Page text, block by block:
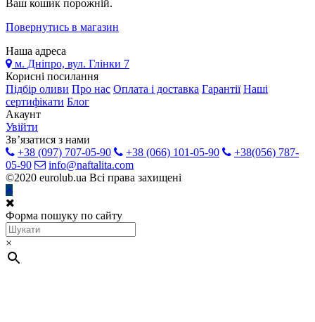
Ваш кошик порожній.
Повернутись в магазин
Наша адреса
м. Дніпро, вул. Глінки 7
Корисні посилання
Підбір оливи Про нас Оплата і доставка Гарантії Наші
сертифікати Блог
Акаунт
Увійти
Зв’язатися з нами
+38 (097) 707-05-90
+38 (066) 101-05-90
+38(056) 787-
05-90
info@naftalita.com
©2020 eurolub.ua Всі права захищені
Форма пошуку по сайту
×